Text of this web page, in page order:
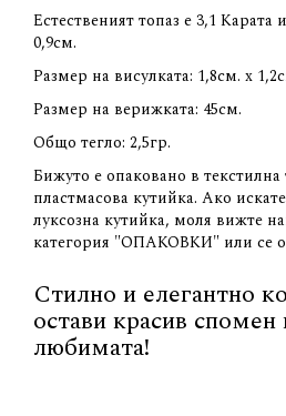
Естественият топаз е 3,1 Карата
0,9см.
Размер на висулката: 1,8см. х
Размер на верижката: 45см.
Общо тегло: 2,5гр.
Бижуто е опаковано в
пластмасова кутийка. Ако
луксозна кутийка, моля вижте
категория "ОПАКОВКИ" или се
Стилно и елегантно
остави красив спомен
любимата!